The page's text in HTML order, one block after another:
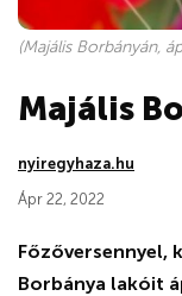
(Majális Borbányán,
Majális
nyiregyhaza.hu
Ápr 22, 2022
Főzőversennyel,
Borbánya lakóit